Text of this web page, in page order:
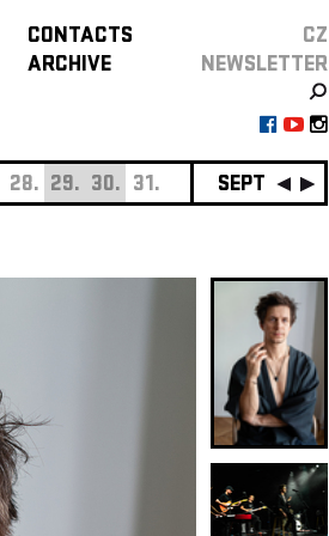
CONTACTS
ARCHIVE
CZ
NEWSLETTER
28. 29. 30. 31. SEPTEMBER